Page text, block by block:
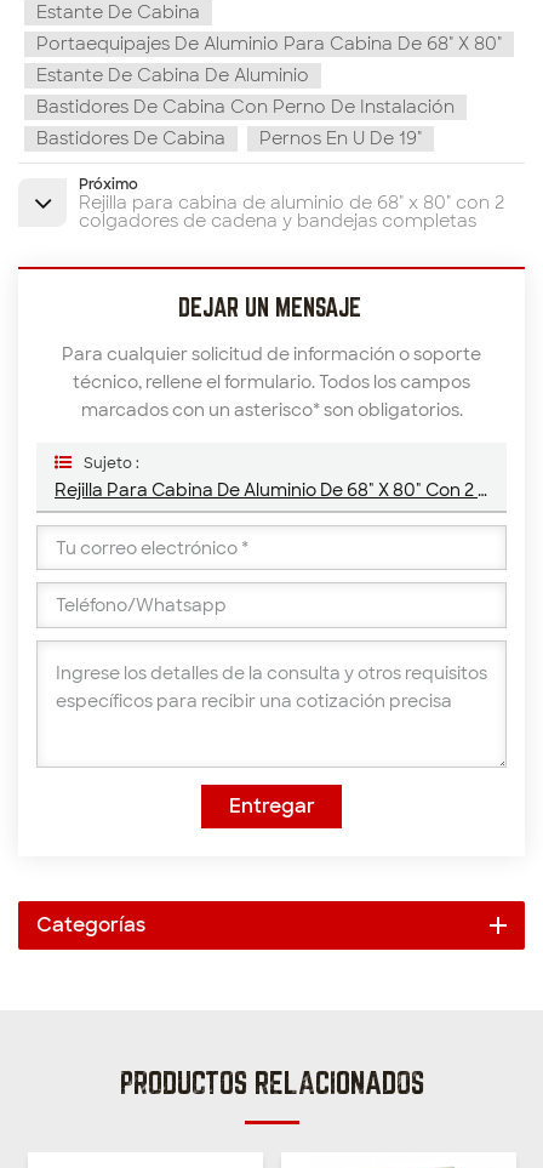
Estante De Cabina
Portaequipajes De Aluminio Para Cabina De 68" X 80"
Estante De Cabina De Aluminio
Bastidores De Cabina Con Perno De Instalación
Bastidores De Cabina
Pernos En U De 19"
Próximo
Rejilla para cabina de aluminio de 68" x 80" con 2
colgadores de cadena y bandejas completas
DEJAR UN MENSAJE
Para cualquier solicitud de información o soporte
técnico, rellene el formulario. Todos los campos
marcados con un asterisco* son obligatorios.
Sujeto :
Rejilla Para Cabina De Aluminio De 68" X 80" Con 2 Colgadores De Cadena Y 2 Medias Bandejas
Entregar
Categorías
PRODUCTOS RELACIONADOS